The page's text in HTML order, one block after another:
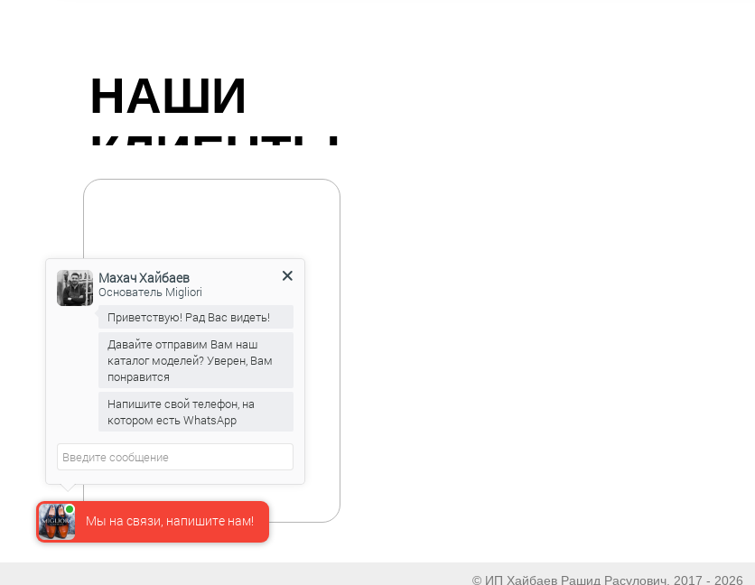
НАШИ
КЛИЕНТЫ
© ИП Хайбаев Рашид Расулович, 2017 - 2026
Мы на связи, напишите нам!
Махач Хайбаев
Основатель Migliori
Приветствую! Рад Вас видеть!
Давайте отправим Вам наш
каталог моделей? Уверен, Вам
понравится
Напишите свой телефон, на
котором есть WhatsApp